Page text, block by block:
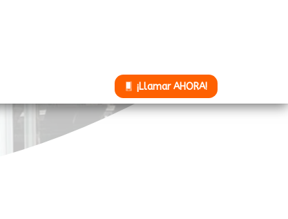
¡Llamar AHORA!